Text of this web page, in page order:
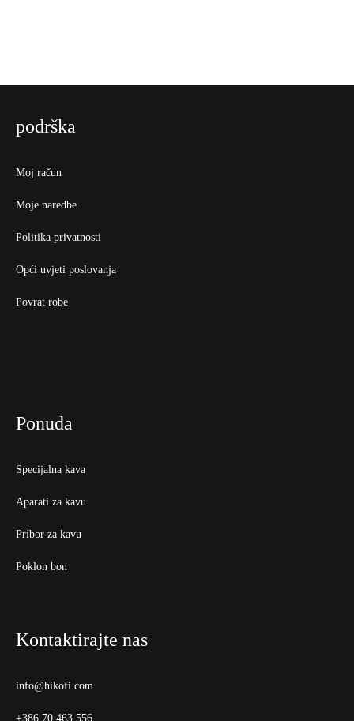
podrška
Moj račun
Moje naredbe
Politika privatnosti
Opći uvjeti poslovanja
Povrat robe
Ponuda
Specijalna kava
Aparati za kavu
Pribor za kavu
Poklon bon
Kontaktirajte nas
info@hikofi.com
+386 70 463 556